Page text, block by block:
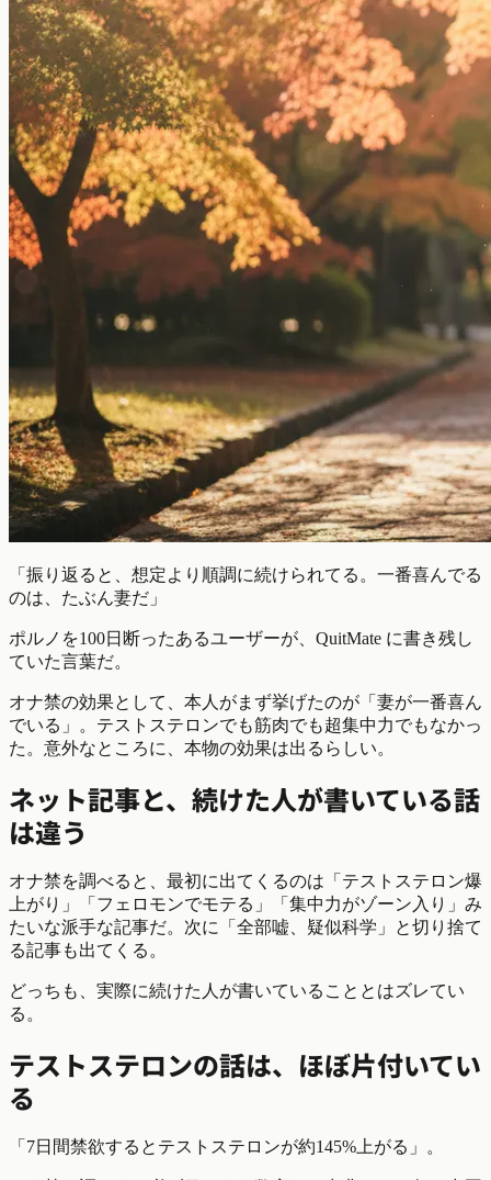
「振り返ると、想定より順調に続けられてる。一番喜んでる
のは、たぶん妻だ」
ポルノを100日断ったあるユーザーが、QuitMate に書き残し
ていた言葉だ。
オナ禁の効果として、本人がまず挙げたのが「妻が一番喜ん
でいる」。テストステロンでも筋肉でも超集中力でもなかっ
た。意外なところに、本物の効果は出るらしい。
ネット記事と、続けた人が書いている話
は違う
オナ禁を調べると、最初に出てくるのは「テストステロン爆
上がり」「フェロモンでモテる」「集中力がゾーン入り」み
たいな派手な記事だ。次に「全部嘘、疑似科学」と切り捨て
る記事も出てくる。
どっちも、実際に続けた人が書いていることとはズレてい
る。
テストステロンの話は、ほぼ片付いてい
る
「7日間禁欲するとテストステロンが約145%上がる」。